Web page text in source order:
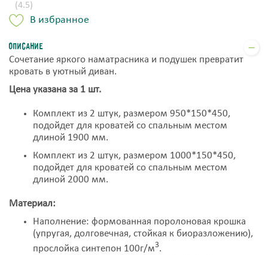
(4.5)
В избранное
Описание
Сочетание яркого наматрасника и подушек превратит
кровать в уютный диван.
Цена указана за 1 шт.
Комплект из 2 штук, размером 950*150*450,
подойдет для кроватей со спальным местом
длиной 1900 мм.
Комплект из 2 штук, размером 1000*150*450,
подойдет для кроватей со спальным местом
длиной 2000 мм.
Материал:
Наполнение: формованная поролоновая крошка
(упругая, долговечная, стойкая к биоразложению),
прослойка синтепон 100г/м3.